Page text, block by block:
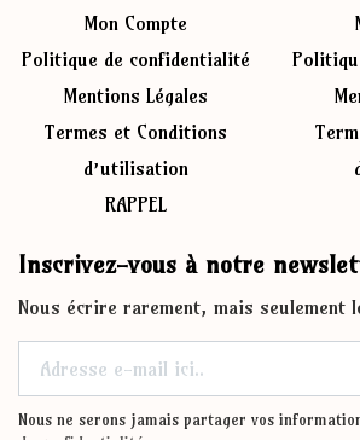
Mon Compte
Politique de confidentialité
Mentions Légales
Termes et Conditions
d’utilisation
RAPPEL
Inscrivez-vous à notre
Nous écrire rarement, mais seulement
Nous ne serons jamais partager vos